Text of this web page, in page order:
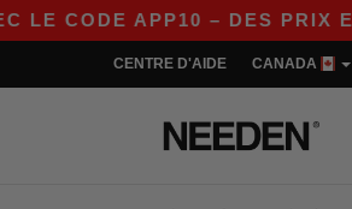
APP10 – DES PRIX ENCORE
CENTRE D'AIDE CANADA